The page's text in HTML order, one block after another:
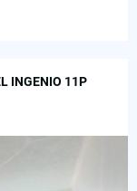
INGENIO 11P